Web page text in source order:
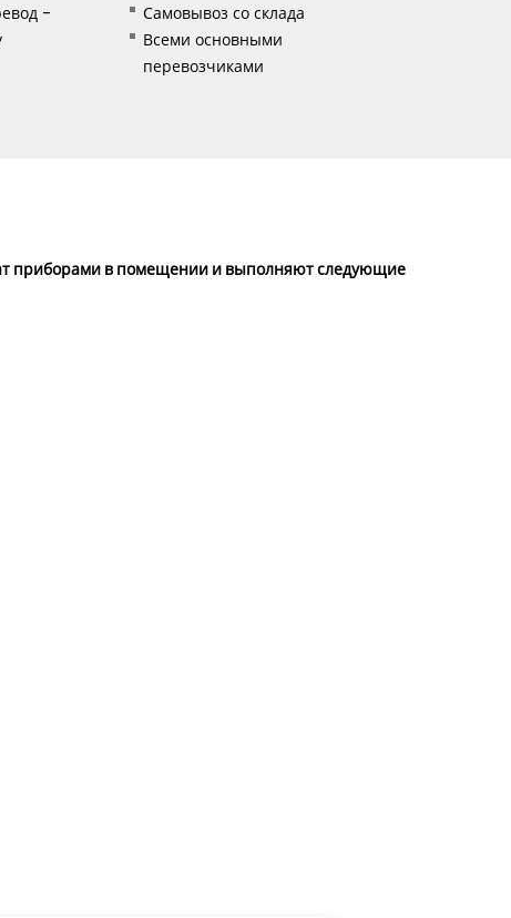
-
Самовывоз со склада
Всеми основными
перевозчиками
приборами в помещении и выполняют следующие